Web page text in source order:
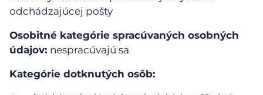
odchádzajúcej pošty
Osobitné kategórie spracúvaných osobných
údajov: nespracúvajú sa
Kategórie dotknutých osôb: